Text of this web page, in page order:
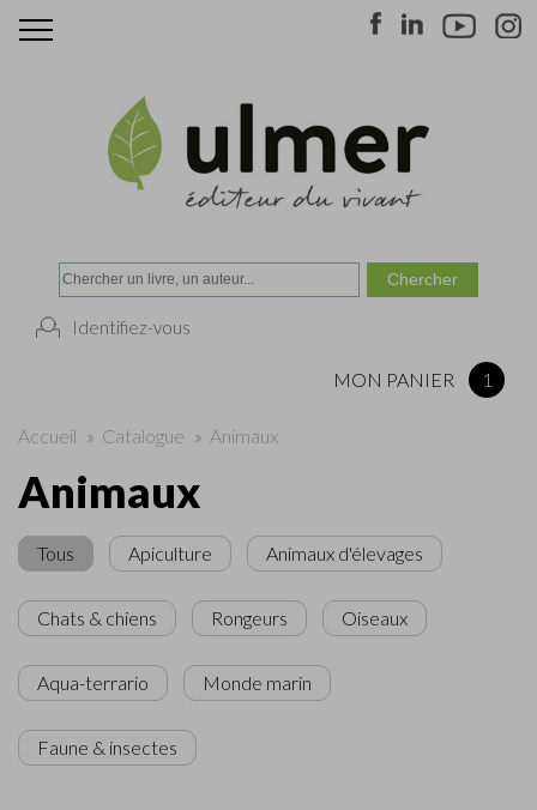
Identifiez-vous
MON PANIER 1
Accueil » Catalogue » Animaux
Animaux
Tous Apiculture Animaux d'élevages
Chats & chiens Rongeurs Oiseaux
Aqua-terrario Monde marin
Faune & insectes